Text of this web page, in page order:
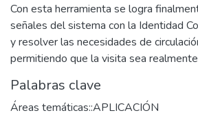
Con esta herramienta se logra
señales del sistema con la Identidad
y resolver las necesidades de
permitiendo que la visita sea
Palabras clave
Áreas temáticas::APLICACIÓN